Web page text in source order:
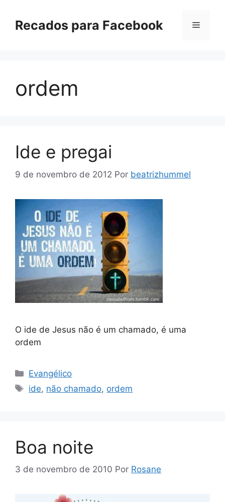
paraRecados para Facebook Menu
ordem
Ide e pregai
9 de novembro de 2012 Por beatrizhummel
O ide de Jesus não é um chamado, é uma
ordem
Categorias
Evangélico
Tags
ide, não chamado, ordem
Boa noite
3 de novembro de 2010 Por Rosane